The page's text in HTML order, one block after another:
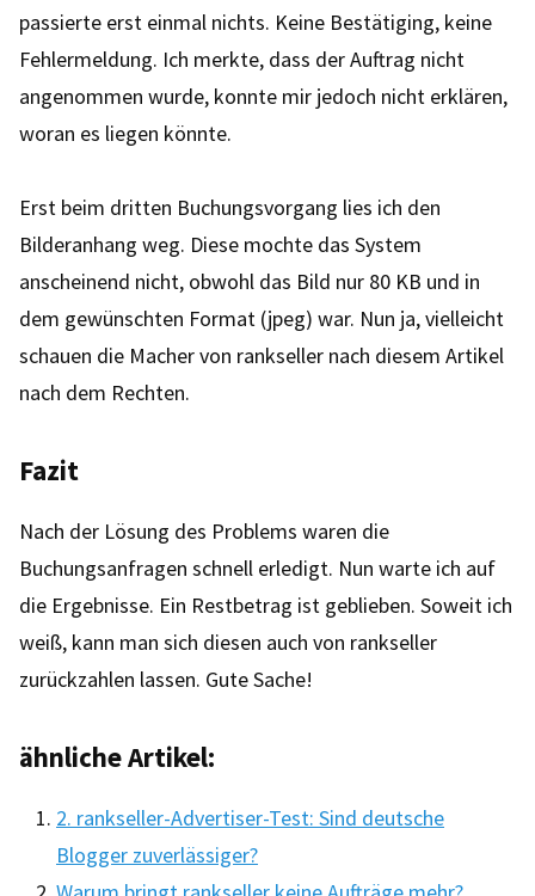
passierte erst einmal nichts. Keine Bestätiging, keine
Fehlermeldung. Ich merkte, dass der Auftrag nicht
angenommen wurde, konnte mir jedoch nicht erklären,
woran es liegen könnte.
Erst beim dritten Buchungsvorgang lies ich den
Bilderanhang weg. Diese mochte das System
anscheinend nicht, obwohl das Bild nur 80 KB und in
dem gewünschten Format (jpeg) war. Nun ja, vielleicht
schauen die Macher von rankseller nach diesem Artikel
nach dem Rechten.
Fazit
Nach der Lösung des Problems waren die
Buchungsanfragen schnell erledigt. Nun warte ich auf
die Ergebnisse. Ein Restbetrag ist geblieben. Soweit ich
weiß, kann man sich diesen auch von rankseller
zurückzahlen lassen. Gute Sache!
ähnliche Artikel:
2. rankseller-Advertiser-Test: Sind deutsche
Blogger zuverlässiger?